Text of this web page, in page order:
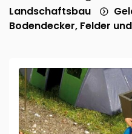
Landschaftsbau
Bodendecker, Felder